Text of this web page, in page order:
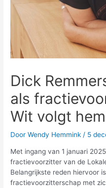
Dick
als
Wit volgt
DoorWendy Hemmink/ 5
Met ingang van 1 januari
fractievoorzitter van de
Belangrijkste reden hiervoor
fractievoorzitterschap met